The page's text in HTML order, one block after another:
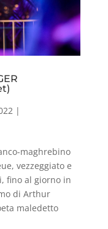
|
maghrebino
vezzeggiato e
fino al giorno in
di Arthur
maledetto